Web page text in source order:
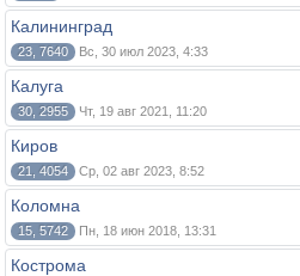
Калининград
23, 7640 Вс, 30 июл 2023, 4:33
Калуга
30, 2955 Чт, 19 авг 2021, 11:20
Киров
21, 4054 Ср, 02 авг 2023, 8:52
Коломна
15, 5742 Пн, 18 июн 2018, 13:31
Костромa